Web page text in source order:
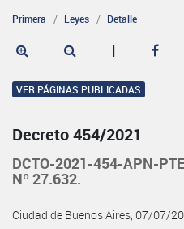
Primera Leyes Detalle
|
VER PÁGINAS PUBLICADAS
Decreto 454/2021
DCTO-2021-454-APN-
Nº 27.632.
Ciudad de Buenos Aires, 07/07/